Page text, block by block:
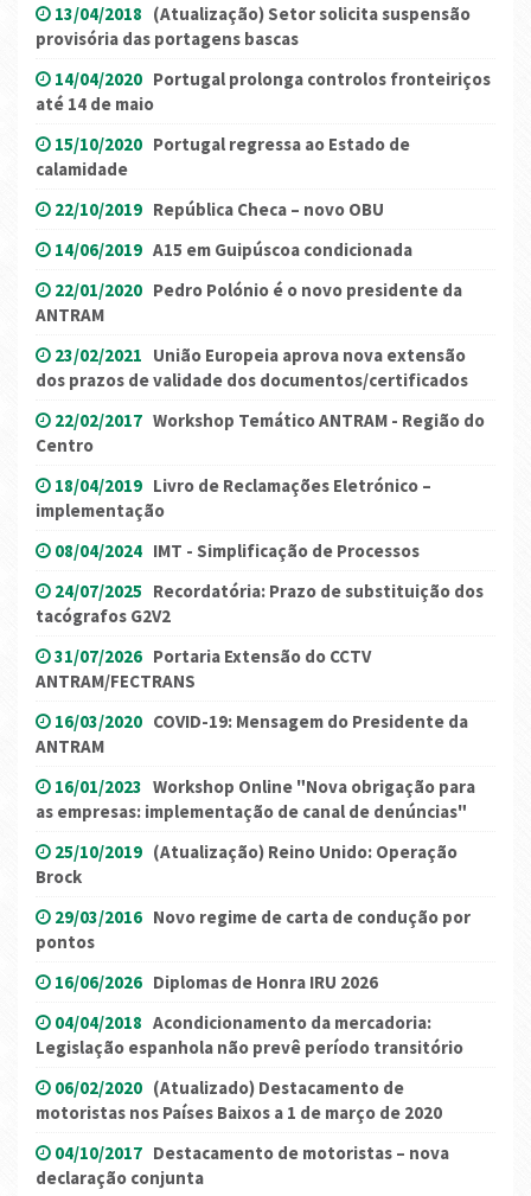
13/04/2018 (Atualização) Setor solicita suspensão
provisória das portagens bascas
14/04/2020 Portugal prolonga controlos fronteiriços
até 14 de maio
15/10/2020 Portugal regressa ao Estado de
calamidade
22/10/2019 República Checa – novo OBU
14/06/2019 A15 em Guipúscoa condicionada
22/01/2020 Pedro Polónio é o novo presidente da
ANTRAM
23/02/2021 União Europeia aprova nova extensão
dos prazos de validade dos documentos/certificados
22/02/2017 Workshop Temático ANTRAM - Região do
Centro
18/04/2019 Livro de Reclamações Eletrónico –
implementação
08/04/2024 IMT - Simplificação de Processos
24/07/2025 Recordatória: Prazo de substituição dos
tacógrafos G2V2
31/07/2026 Portaria Extensão do CCTV
ANTRAM/FECTRANS
16/03/2020 COVID-19: Mensagem do Presidente da
ANTRAM
16/01/2023 Workshop Online "Nova obrigação para
as empresas: implementação de canal de denúncias"
25/10/2019 (Atualização) Reino Unido: Operação
Brock
29/03/2016 Novo regime de carta de condução por
pontos
16/06/2026 Diplomas de Honra IRU 2026
04/04/2018 Acondicionamento da mercadoria:
Legislação espanhola não prevê período transitório
06/02/2020 (Atualizado) Destacamento de
motoristas nos Países Baixos a 1 de março de 2020
04/10/2017 Destacamento de motoristas – nova
declaração conjunta